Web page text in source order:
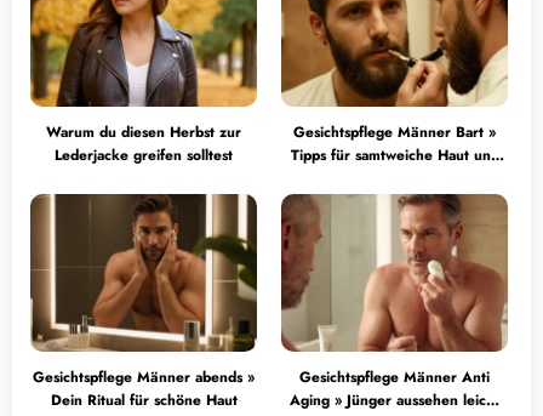
Warum du diesen Herbst zur
Lederjacke greifen solltest
Gesichtspflege Männer Bart »
Tipps für samtweiche Haut und
Gesichtspflege Männer abends »
Dein Ritual für schöne Haut
Gesichtspflege Männer Anti
Aging » Jünger aussehen leicht